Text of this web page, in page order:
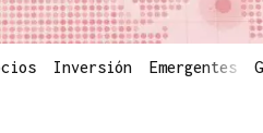
Inversión Emergentes